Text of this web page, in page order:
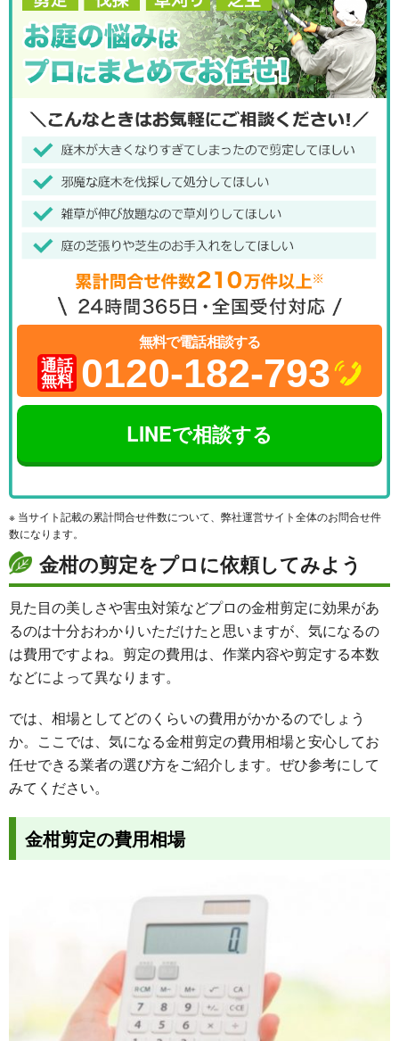
無料で電話相談する
通話
無料 0120-182-793
LINEで相談する
※ 当サイト記載の累計問合せ件数について、弊社運営サイト全体のお問合せ件
数になります。
金柑の剪定をプロに依頼してみよう
見た目の美しさや害虫対策などプロの金柑剪定に効果があ
るのは十分おわかりいただけたと思いますが、気になるの
は費用ですよね。剪定の費用は、作業内容や剪定する本数
などによって異なります。
では、相場としてどのくらいの費用がかかるのでしょう
か。ここでは、気になる金柑剪定の費用相場と安心してお
任せできる業者の選び方をご紹介します。ぜひ参考にして
みてください。
金柑剪定の費用相場